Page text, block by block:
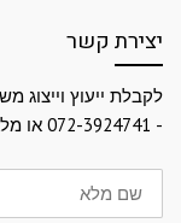
יצירת קשר
לקבלת ייעוץ וייצוג
- 072-3924741 או מלא את פרטיך בטופס הבא:
שם
מלא